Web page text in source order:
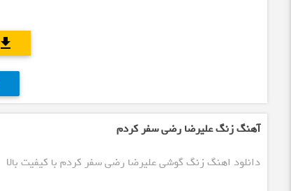
download
آهنگ زنگ علیرضا رضی سفر کردم
دانلود اهنگ زنگ گوشی علیرضا رضی سفر کردم با کیفیت بالا